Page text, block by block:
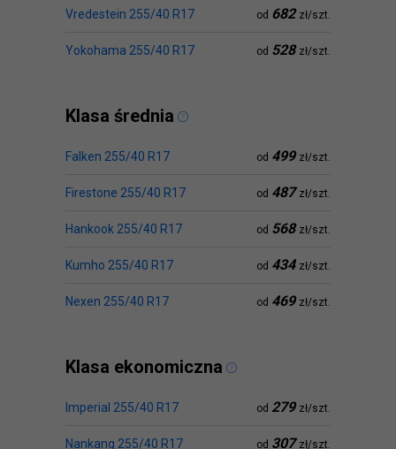
Vredestein 255/40 R17 od 682 zł/szt.
Yokohama 255/40 R17 od 528 zł/szt.
Klasa średnia
Falken 255/40 R17 od 499 zł/szt.
Firestone 255/40 R17 od 487 zł/szt.
Hankook 255/40 R17 od 568 zł/szt.
Kumho 255/40 R17 od 434 zł/szt.
Nexen 255/40 R17 od 469 zł/szt.
Klasa ekonomiczna
Imperial 255/40 R17 od 279 zł/szt.
Nankang 255/40 R17 od 307 zł/szt.